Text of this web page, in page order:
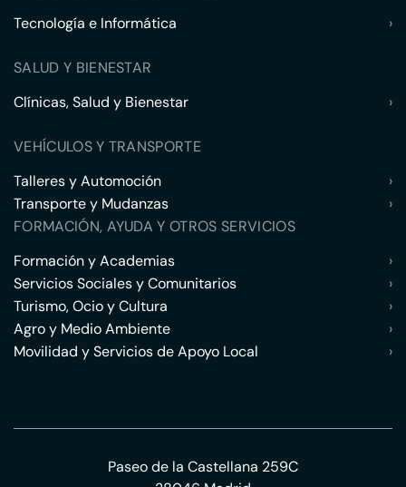
Tecnología e Informática
›
SALUD Y BIENESTAR
Clínicas, Salud y Bienestar
›
VEHÍCULOS Y TRANSPORTE
Talleres y Automoción
›
Transporte y Mudanzas
›
FORMACIÓN, AYUDA Y OTROS SERVICIOS
Formación y Academias
›
Servicios Sociales y Comunitarios
›
Turismo, Ocio y Cultura
›
Agro y Medio Ambiente
›
Movilidad y Servicios de Apoyo Local
›
Paseo de la Castellana 259C